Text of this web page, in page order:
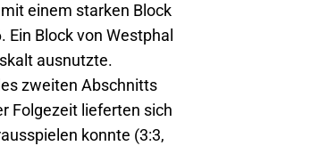
einem starken Block
Block von Westphal
ausnutzte.
zweiten Abschnitts
Folgezeit lieferten sich
konnte (3:3,